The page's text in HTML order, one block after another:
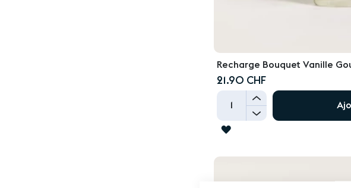
Recharge Bouquet Vanille
21.90 CHF
+
-
AJOUTER
LISTE